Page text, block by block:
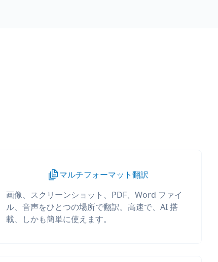
マルチフォーマット翻訳
画像、スクリーンショット、PDF、Word ファイ
ル、音声をひとつの場所で翻訳。高速で、AI 搭
載、しかも簡単に使えます。